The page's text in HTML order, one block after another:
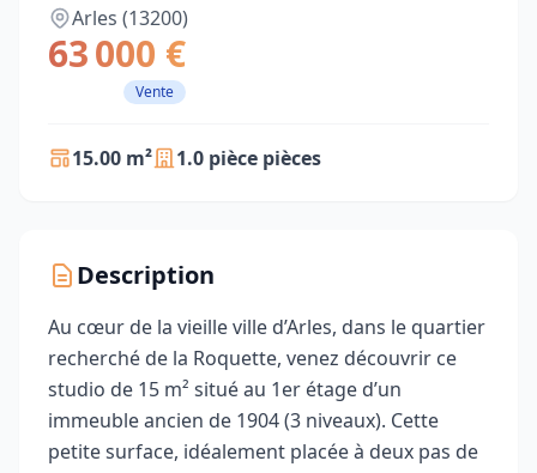
Arles (13200)
63 000 €
Vente
15.00 m² 1.0 pièce pièces
Description
Au cœur de la vieille ville d’Arles, dans le quartier
recherché de la Roquette, venez découvrir ce
studio de 15 m² situé au 1er étage d’un
immeuble ancien de 1904 (3 niveaux). Cette
petite surface, idéalement placée à deux pas de